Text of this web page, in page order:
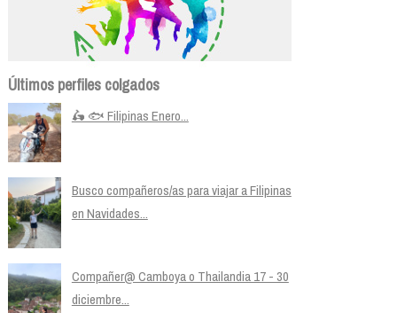
Últimos perfiles colgados
🛵 🐟 Filipinas Enero...
Busco compañeros/as para viajar a Filipinas
en Navidades...
Compañer@ Camboya o Thailandia 17 - 30
diciembre...